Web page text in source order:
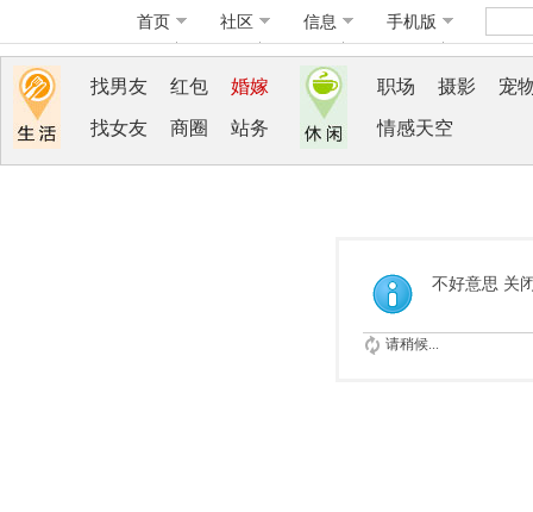
首页 社区 信息 手机版
找男友 红包 婚嫁
找女友 商圈 站务
职场 摄影 宠
情感天空
不好意思 关
请稍候...